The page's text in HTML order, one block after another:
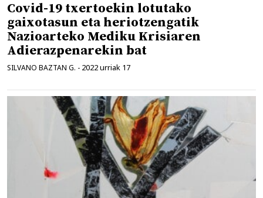
Covid-19 txertoekin lotutako
gaixotasun eta heriotzengatik
Nazioarteko Mediku Krisiaren
Adierazpenarekin bat
SILVANO BAZTAN G. - 2022 urriak 17